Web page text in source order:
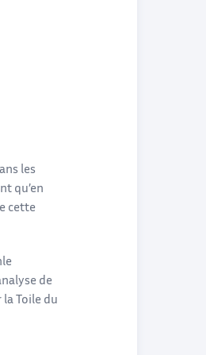
les
qu’en
cette
de
Toile du